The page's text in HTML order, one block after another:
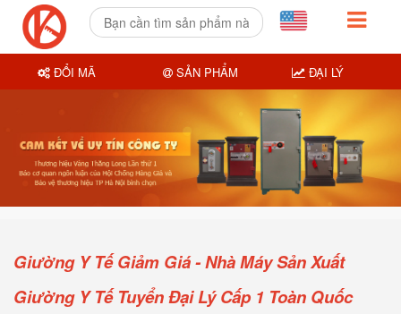
Giường Y Tế Giảm Giá - Nhà Máy Sản Xuất
Giường Y Tế Tuyển Đại Lý Cấp 1 Toàn Quốc
ĐỔI MÃ SẢN PHẨM ĐẠI LÝ